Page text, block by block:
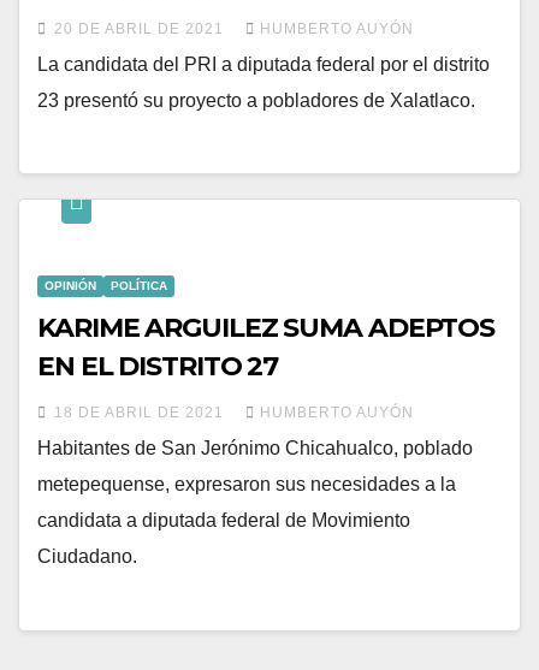
20 DE ABRIL DE 2021 HUMBERTO AUYÓN
La candidata del PRI a diputada federal por el distrito
23 presentó su proyecto a pobladores de Xalatlaco.
OPINIÓN POLÍTICA
KARIME ARGUILEZ SUMA ADEPTOS
EN EL DISTRITO 27
18 DE ABRIL DE 2021 HUMBERTO AUYÓN
Habitantes de San Jerónimo Chicahualco, poblado
metepequense, expresaron sus necesidades a la
candidata a diputada federal de Movimiento
Ciudadano.